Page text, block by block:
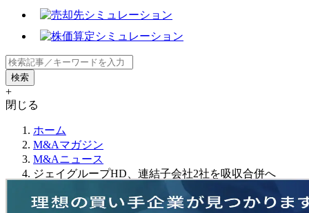
+
閉じる
ホーム
M&Aマガジン
M&Aニュース
ジェイグループHD、連結子会社2社を吸収合併へ